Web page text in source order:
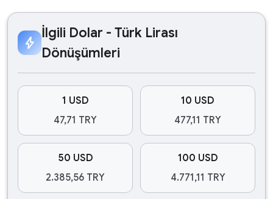
bolt
İlgili Dolar - Türk Lirası
Dönüşümleri
1 USD
47,71 TRY
10 USD
477,11 TRY
50 USD
2.385,56 TRY
100 USD
4.771,11 TRY